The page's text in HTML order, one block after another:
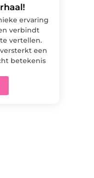
ervaring
verbindt
vertellen.
een
betekenis